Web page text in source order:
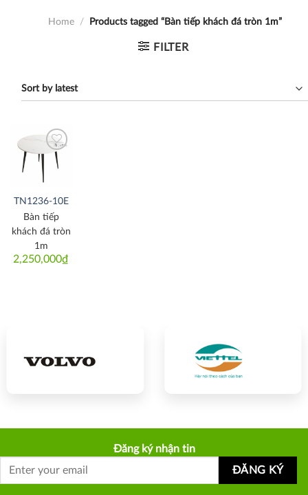
Home / Products tagged “Bàn tiếp khách đá tròn 1m”
FILTER
Thích
TN1236-10E
2,250,000₫
Bàn tiếp
khách đá tròn
1m
Đăng ký nhận tin